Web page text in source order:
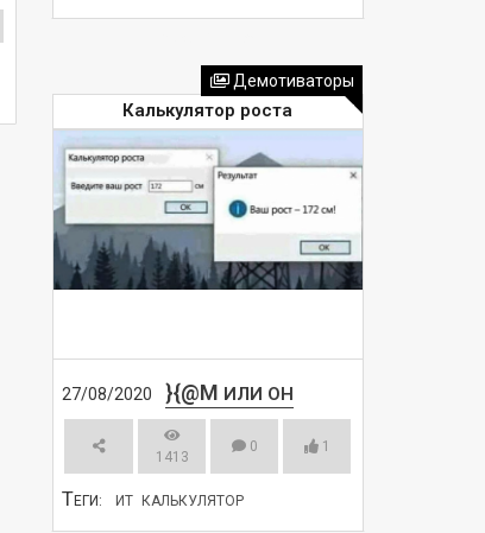
Калькулятор роста
27/08/2020 }{@M ИЛИ ОН
1413
0 1
Демотиваторы
ТЕГИ: ИТ КАЛЬКУЛЯТОР